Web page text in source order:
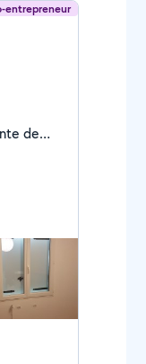
entrepreneur
de